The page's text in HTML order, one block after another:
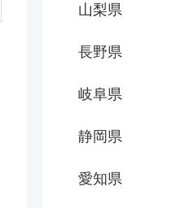
山梨県
長野県
岐阜県
静岡県
愛知県